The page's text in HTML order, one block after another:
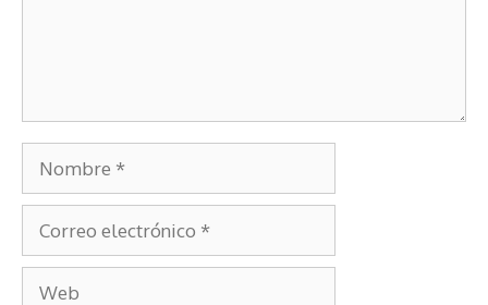
Nombre
Correo
electrónico
Web